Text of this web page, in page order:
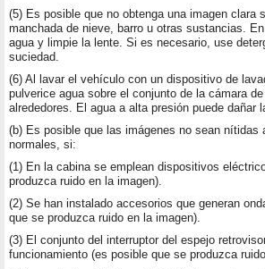
(5) Es posible que no obtenga una imagen clara
manchada de nieve, barro u otras sustancias.
agua y limpie la lente. Si es necesario, use
suciedad.
(6) Al lavar el vehículo con un dispositivo de
pulverice agua sobre el conjunto de la cámara
alrededores. El agua a alta presión puede dañar
(b) Es posible que las imágenes no sean nítidas
normales, si:
(1) En la cabina se emplean dispositivos
produzca ruido en la imagen).
(2) Se han instalado accesorios que generan
que se produzca ruido en la imagen).
(3) El conjunto del interruptor del espejo
funcionamiento (es posible que se produzca